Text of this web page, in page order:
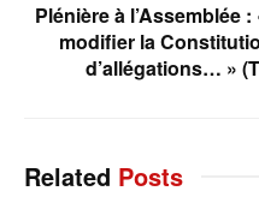
Plénière à l’Assemblée
modifier la
d’allégations… »
Related Posts